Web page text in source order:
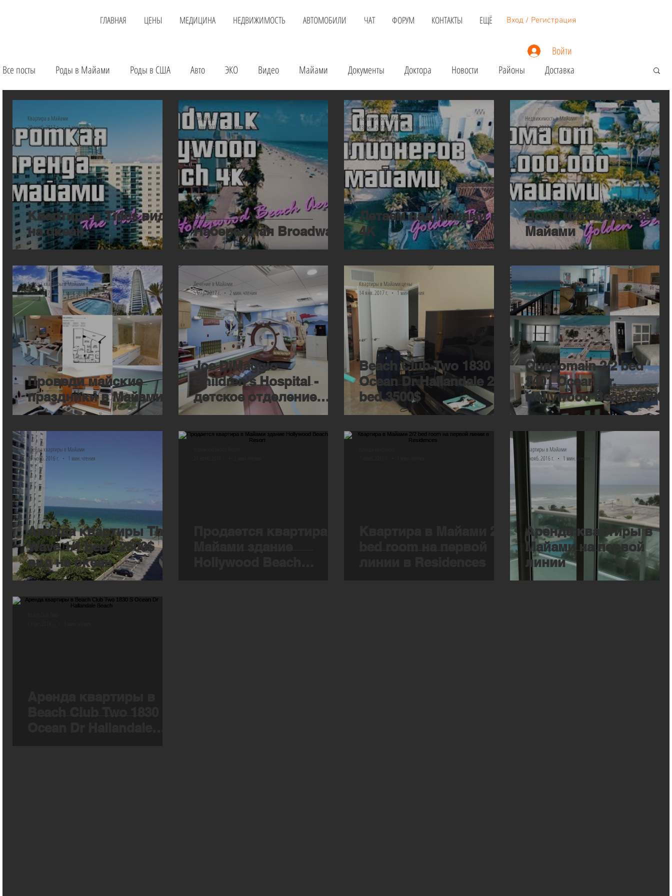
ГЛАВНАЯ ЦЕНЫ МЕДИЦИНА НЕДВИЖИМОСТЬ АВТОМОБИЛИ ЧАТ ФОРУМ КОНТАКТЫ ЕЩЁ Вход / Регистрация
Войти
Все посты
Роды в Майами Роды в США Авто ЭКО Видео Майами Документы Доктора Новости Районы Доставка
Услуги Недвижимость Инвестиции Аренда авто Экскурсии в Майами Шопинг Развлечения
Загранпаспорт Экскурсии Лечение в США Онлайн доктор Покупка квартиры Авиаперелет Виза в США Ремонт Гражданство США и РФ
Квартира в Tides вид
на океан
Квартира в Майами
20 нояб. 2017 г.
1 мин. чтения
Набережная Broadwalk
Floridakids
22 авг. 2017 г.
1 мин. чтения
Летаем над Майами в
4К
Недвижимость Майами
23 июн. 2017 г.
1 мин. чтения
Дома миллионеров в
Майами
Недвижимость в Майами
9 июн. 2017 г.
1 мин. чтения
Проведи майские
праздники в Майами
Аренда квартиры в Майами
2 мая 2017 г.
1 мин. чтения
Joe DiMaggio
Children's Hospital -
детское отделение
Memorial Regional
Лечение в Майами
5 мар. 2017 г.
2 мин. чтения
Beach Club Two 1830 S
Ocean Dr Hallandale 2/2
bed 3500$
Квартиры в Майами цены
14 янв. 2017 г.
1 мин. чтения
Quadomain 2/2 bed
2401 Ocean Dr.
Hollywood Beach 2600$
Аренда квартиры в Майами
26 дек. 2016 г.
1 мин. чтения
Аренда квартиры The
Wave 1/1 bed - 2600$
вид на океан
Аренда квартиры в Майами
29 нояб. 2016 г.
1 мин. чтения
Аренда квартиры в
Майами на первой
линии
Квартиры в Майами
1 нояб. 2016 г.
1 мин. чтения